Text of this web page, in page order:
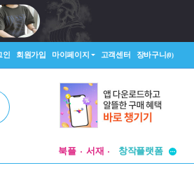
인 회원가입 마이페이지 고객센터 장바구니(0)
북플 서재
투비컨티뉴드